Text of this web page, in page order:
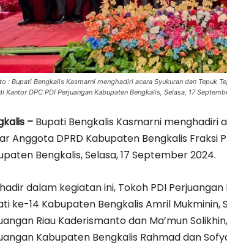
: Bupati Bengkalis Kasmarni menghadiri acara Syukuran dan Tepuk
Kantor DPC PDI Perjuangan Kabupaten Bengkalis, Selasa, 17
– Bupati Bengkalis Kasmarni menghadiri
Anggota DPRD Kabupaten Bengkalis Fraksi
Bengkalis, Selasa, 17 September 2024.
dalam kegiatan ini, Tokoh PDI
ke-14 Kabupaten Bengkalis Amril Mukminin,
Riau Kaderismanto dan Ma’mun
Kabupaten Bengkalis Rahmad dan